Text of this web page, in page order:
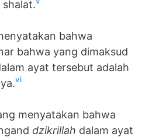
shalat.
bahwa
bahwa yang dimaksud
ayat tersebut adalah
vi
menyatakan bahwa
dzikrillah dalam ayat